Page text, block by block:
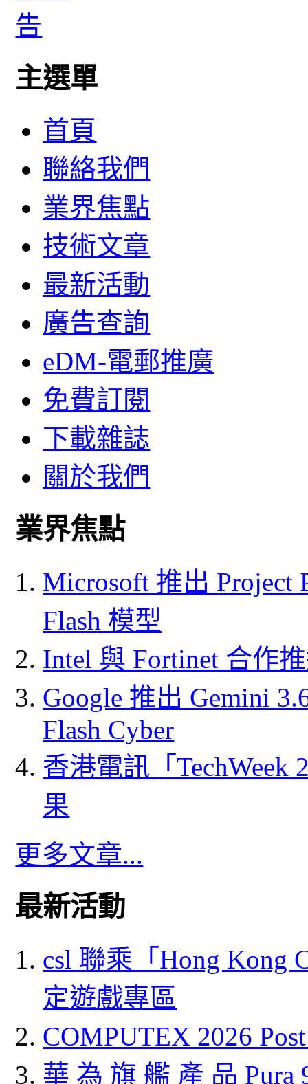
主選單
首頁
聯絡我們
業界焦點
技術文章
最新活動
廣告查詢
eDM-電郵推廣
免費訂閱
下載雜誌
關於我們
業界焦點
Microsoft 推出 Project
Flash 模型
Intel 與 Fortinet 合作
Google 推出 Gemini
Flash Cyber
香港電訊「
果
更多文章...
最新活動
csl 聯乘「Hong Kong
定遊戲專區
COMPUTEX 2026
華 為 旗 艦 產 品 Pura